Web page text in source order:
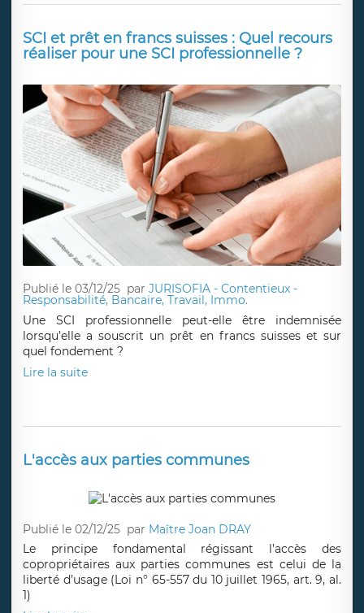
SCI et prêt en francs suisses : Quel recours
réaliser pour une SCI professionnelle ?
Publié le 03/12/25 parJURISOFIA - Contentieux -
Responsabilité, Bancaire, Travail, Immo.
Une SCI professionnelle peut-elle être indemnisée
lorsqu’elle a souscrit un prêt en francs suisses et sur
quel fondement ?
Lire la suite
L'accès aux parties communes
Publié le 02/12/25 par Maître Joan DRAY
Le principe fondamental régissant l’accès des
copropriétaires aux parties communes est celui de la
liberté d’usage (Loi n° 65-557 du 10 juillet 1965, art. 9, al.
1)